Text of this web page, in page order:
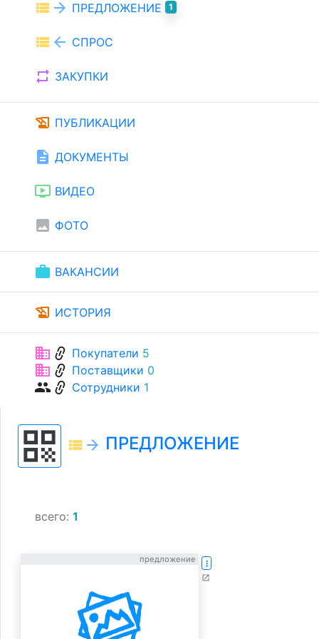
view_list arrow_forward ПРЕДЛОЖЕНИЕ 1
view_list arrow_back СПРОС
repeat ЗАКУПКИ
history_edu ПУБЛИКАЦИИ
description ДОКУМЕНТЫ
ondemand_video ВИДЕО
image ФОТО
work ВАКАНСИИ
history_edu ИСТОРИЯ
businesslink Покупатели 5
businesslink Поставщики 0
grouplink Сотрудники 1
qr_code view_list arrow_forward ПРЕДЛОЖЕНИЕ
всего: 1
предложение more_vert
open_in_new